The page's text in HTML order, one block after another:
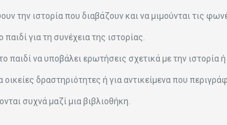
την ιστορία που διαβάζουν και να μιμούνται τις
για τη συνέχεια της ιστορίας.
παιδί να υποβάλει ερωτήσεις σχετικά με την ιστορία ή
οικείες δραστηριότητες ή για αντικείμενα που
συχνά μαζί μια βιβλιοθήκη.